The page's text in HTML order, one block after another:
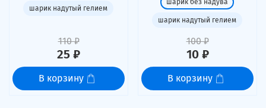
шарик надутый гелием
110 ₽
25 ₽
В корзину
шарик без надува
шарик надутый гелием
100 ₽
10 ₽
В корзину